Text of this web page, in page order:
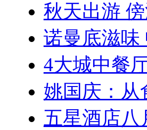
秋天出游
诺曼底滋味
4大城中餐
姚国庆：从
五星酒店八